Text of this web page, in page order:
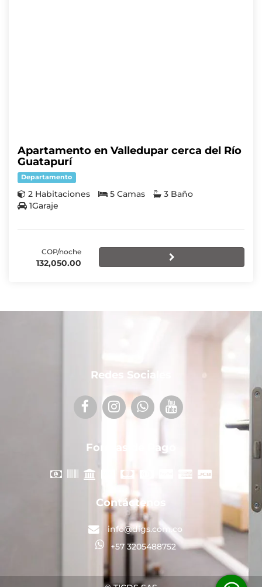
Apartamento en Valledupar cerca del Río
Guatapurí
Departamento
2 Habitaciones 5 Camas
3 Baño
1Garaje
COP/noche
132,050.00
Redes Sociales
Formas de Pago
Contáctenos
info@digs.com.co
+57 3205488752